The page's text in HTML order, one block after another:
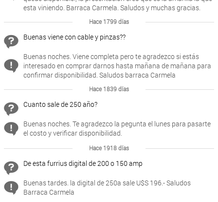
esta viniendo. Barraca Carmela. Saludos y muchas gracias.
Hace 1799 días
Buenas viene con cable y pinzas??
Buenas noches. Viene completa pero te agradezco si estás
interesado en comprar darnos hasta mañana de mañana para
confirmar disponibilidad. Saludos barraca Carmela
Hace 1839 días
Cuanto sale de 250 año?
Buenas noches. Te agradezco la pegunta el lunes para pasarte
el costo y verificar disponibilidad.
Hace 1918 días
De esta furrius digital de 200 o 150 amp
Buenas tardes. la digital de 250a sale U$S 196.- Saludos
Barraca Carmela